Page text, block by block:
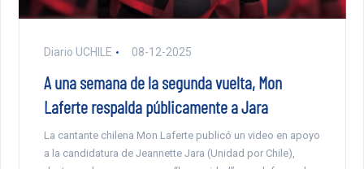
Diario UCHILE 08-12-2025
A una semana de la segunda vuelta, Mon
Laferte respalda públicamente a Jara
La cantante chilena Mon Laferte publicó un video en apoyo
a la candidatura de Jeannette Jara (Unidad por Chile),